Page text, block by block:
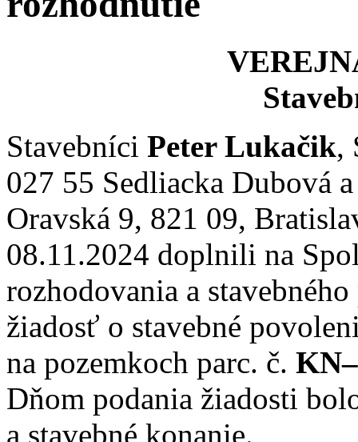
Stavebníci Peter Lukačik,
027 55 Sedliacka Dubová
Oravská 9, 821 09,
08.11.2024 doplnili na
rozhodovania a
žiadosť o stavebné
na pozemkoch parc. č.
Dňom podania žiadosti
a stavebné konanie.